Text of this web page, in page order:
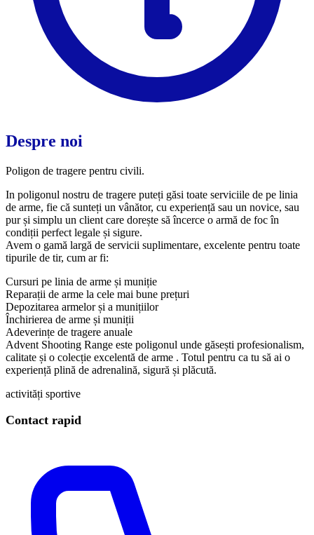
Despre noi
Poligon de tragere pentru civili.
In poligonul nostru de tragere puteți găsi toate serviciile de pe linia
de arme, fie că sunteți un vânător, cu experiență sau un novice, sau
pur și simplu un client care dorește să încerce o armă de foc în
condiții perfect legale și sigure.
Avem o gamă largă de servicii suplimentare, excelente pentru toate
tipurile de tir, cum ar fi:
Cursuri pe linia de arme și muniție
Reparații de arme la cele mai bune prețuri
Depozitarea armelor și a munițiilor
Închirierea de arme și muniții
Adeverințe de tragere anuale
Advent Shooting Range este poligonul unde găsești profesionalism,
calitate și o colecție excelentă de arme . Totul pentru ca tu să ai o
experiență plină de adrenalină, sigură și plăcută.
activități sportive
Contact rapid